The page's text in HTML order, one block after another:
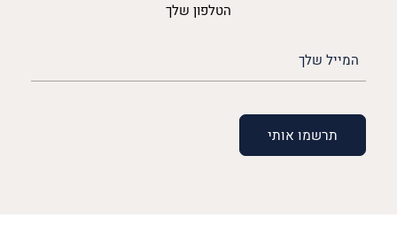
הטלפון שלך
(חובה)